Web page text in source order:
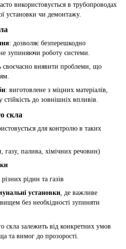
використовується в трубопроводах
установки чи демонтажу.
: дозволяє безперешкодно
зупиняючи роботу системи.
своєчасно виявити проблеми, що
: виготовлене з міцних матеріалів,
до зовнішніх впливів.
скла
для контролю в таких
газу, палива, хімічних речовин)
різних рідин та газів
установки, де важливе
без необхідності зупиняти
скла залежить від конкретних умов
та вимог до прозорості.